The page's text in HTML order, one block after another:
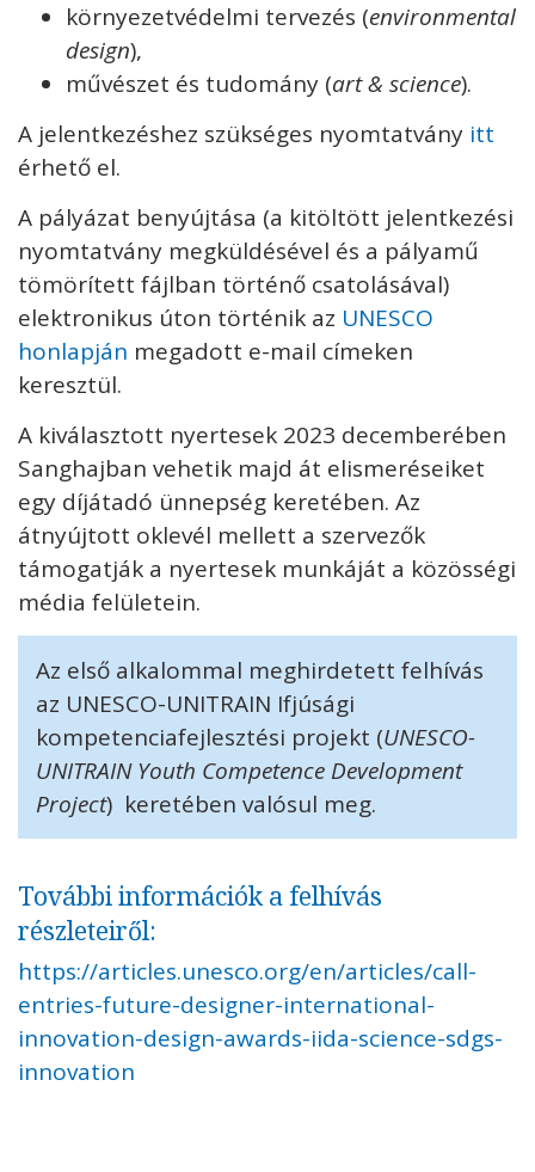
környezetvédelmi tervezés (environmental
design),
művészet és tudomány (art & science).
A jelentkezéshez szükséges nyomtatvány itt
érhető el.
A pályázat benyújtása (a kitöltött jelentkezési
nyomtatvány megküldésével és a pályamű
tömörített fájlban történő csatolásával)
elektronikus úton történik az UNESCO
honlapján megadott e-mail címeken
keresztül.
A kiválasztott nyertesek 2023 decemberében
Sanghajban vehetik majd át elismeréseiket
egy díjátadó ünnepség keretében. Az
átnyújtott oklevél mellett a szervezők
támogatják a nyertesek munkáját a közösségi
média felületein.
Az első alkalommal meghirdetett felhívás
az UNESCO-UNITRAIN Ifjúsági
kompetenciafejlesztési projekt (UNESCO-
UNITRAIN Youth Competence Development
Project) keretében valósul meg.
További információk a felhívás
részleteiről:
https://articles.unesco.org/en/articles/call-
entries-future-designer-international-
innovation-design-awards-iida-science-sdgs-
innovation